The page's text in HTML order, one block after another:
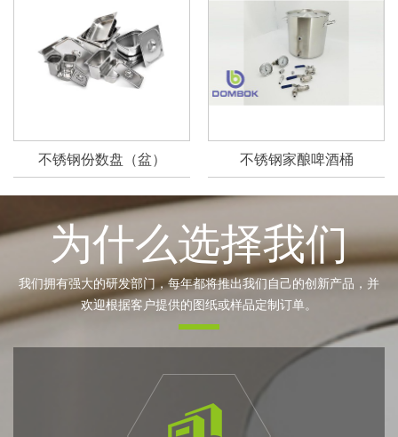
不锈钢份数盘（盆） 不锈钢家酿啤酒桶
为什么选择我们
我们拥有强大的研发部门，每年都将推出我们自己的创新产品，并
欢迎根据客户提供的图纸或样品定制订单。